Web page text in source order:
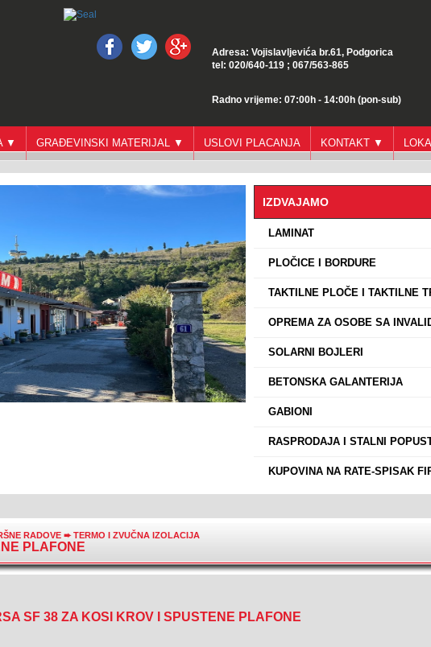
Adresa: Vojislavljevića br.61, Podgorica
tel: 020/640-119 ; 067/563-865
Radno vrijeme: 07:00h - 14:00h (pon-sub)
▼ GRAĐEVINSKI MATERIJAL ▼ USLOVI PLACANJA KONTAKT ▼
IZDVAJAMO
LAMINAT
PLOČICE I BORDURE
TAKTILNE PLOČE I TAKTILNE
OPREMA ZA OSOBE SA
SOLARNI BOJLERI
BETONSKA GALANTERIJA
GABIONI
RASPRODAJA I STALNI
KUPOVINA NA RATE-SPISAK
RADOVE ➨TERMO I ZVUČNA IZOLACIJA
PLAFONE
SF 38 ZA KOSI KROV I SPUSTENE PLAFONE